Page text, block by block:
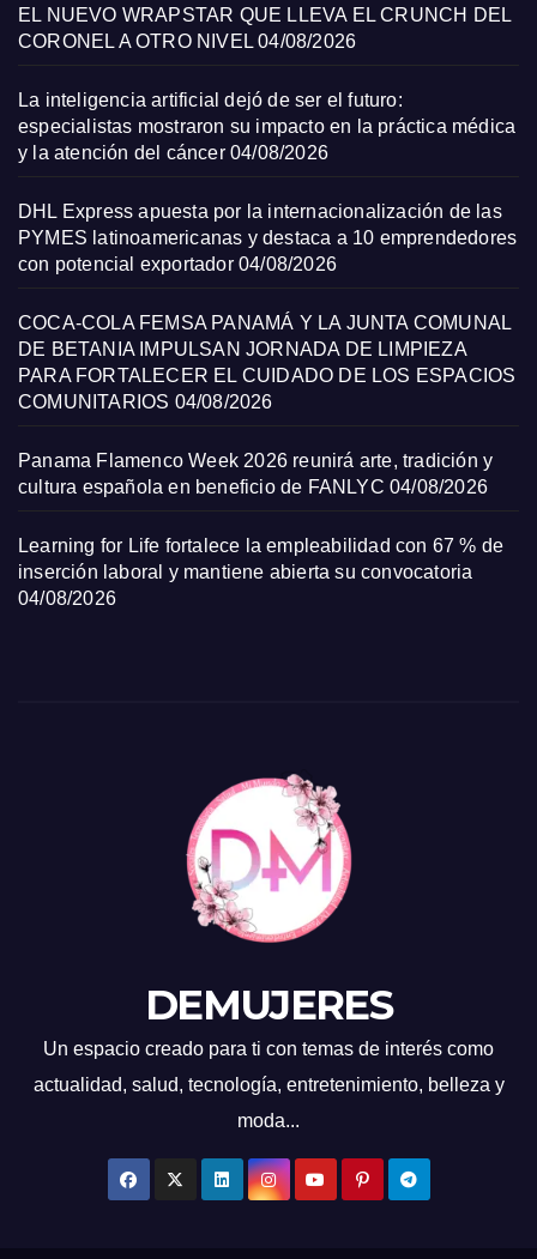
EL NUEVO WRAPSTAR QUE LLEVA EL CRUNCH DEL
CORONEL A OTRO NIVEL 04/08/2026
La inteligencia artificial dejó de ser el futuro:
especialistas mostraron su impacto en la práctica médica
y la atención del cáncer 04/08/2026
DHL Express apuesta por la internacionalización de las
PYMES latinoamericanas y destaca a 10 emprendedores
con potencial exportador 04/08/2026
COCA-COLA FEMSA PANAMÁ Y LA JUNTA COMUNAL
DE BETANIA IMPULSAN JORNADA DE LIMPIEZA
PARA FORTALECER EL CUIDADO DE LOS ESPACIOS
COMUNITARIOS 04/08/2026
Panama Flamenco Week 2026 reunirá arte, tradición y
cultura española en beneficio de FANLYC 04/08/2026
Learning for Life fortalece la empleabilidad con 67 % de
inserción laboral y mantiene abierta su convocatoria
04/08/2026
DEMUJERES
Un espacio creado para ti con temas de interés como
actualidad, salud, tecnología, entretenimiento, belleza y
moda...